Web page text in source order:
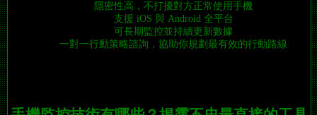
隱密性高，不打擾對方正常使用手機
支援 iOS 與 Android 全平台
可長期監控並持續更新數據
一對一行動策略諮詢，協助你規劃最有效的行動路線